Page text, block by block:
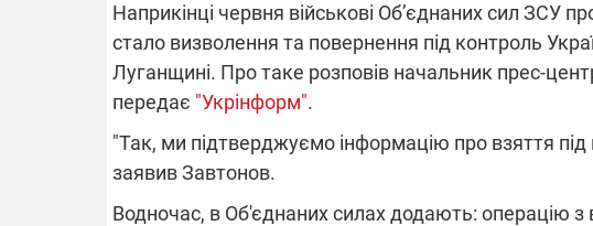
Наприкінці червня військові Об’єднаних сил ЗСУ
стало визволення та повернення під контроль
Луганщині. Про таке розповів начальник прес-
передає "Укрінформ".
"Так, ми підтверджуємо інформацію про взяття
заявив Завтонов.
Водночас, в Об'єднаних силах додають: операцію
областях залишається без
російських обстрілів
Готуйте павербанки:
спеку у серпні, можуть
графіки відключень –